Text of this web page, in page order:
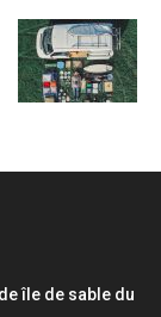
île de sable du